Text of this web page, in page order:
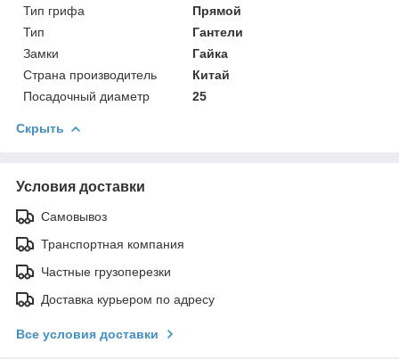
Тип грифа
Прямой
Тип
Гантели
Замки
Гайка
Страна производитель
Китай
Посадочный диаметр
25
Скрыть
Условия доставки
Самовывоз
Транспортная компания
Частные грузоперезки
Доставка курьером по адресу
Все условия доставки